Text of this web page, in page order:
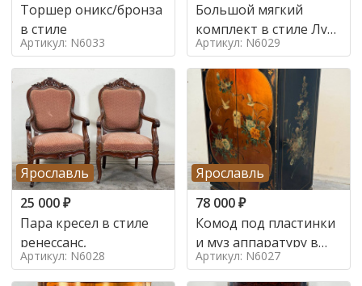
Торшер оникс/бронза
в стиле
Артикул: N6033
Большой мягкий
комплект в стиле Луи
в стиле
Артикул: N6029
Ярославль
25 000₽
Пара кресел в стиле
ренессанс,
Артикул: N6028
Ярославль
78 000₽
Комод под пластинки
и муз аппаратуру в
стиле шинуазри,
Артикул: N6027